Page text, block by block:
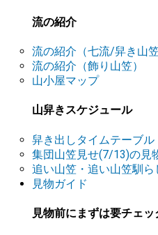
流の紹介
流の紹介（七流/舁き山笠
流の紹介（飾り山笠）
山小屋マップ
山舁きスケジュール
舁き出しタイムテーブル
集団山笠見せ(7/13)の見
追い山笠・追い山笠馴
見物ガイド
見物前にまずは要チェッ